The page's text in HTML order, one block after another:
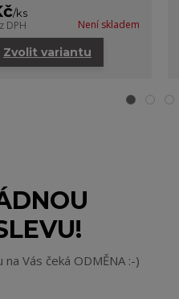
/ks
DPH Není skladem
Zvolit variantu
Vás čeká ODMĚNA :-)